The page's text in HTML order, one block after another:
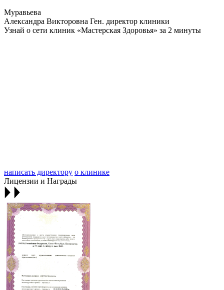
Муравьева
Александра Викторовна Ген. директор клиники
Узнай о сети клиник «Мастерская Здоровья» за 2 минуты
написать директору о клинике
Лицензии и Награды